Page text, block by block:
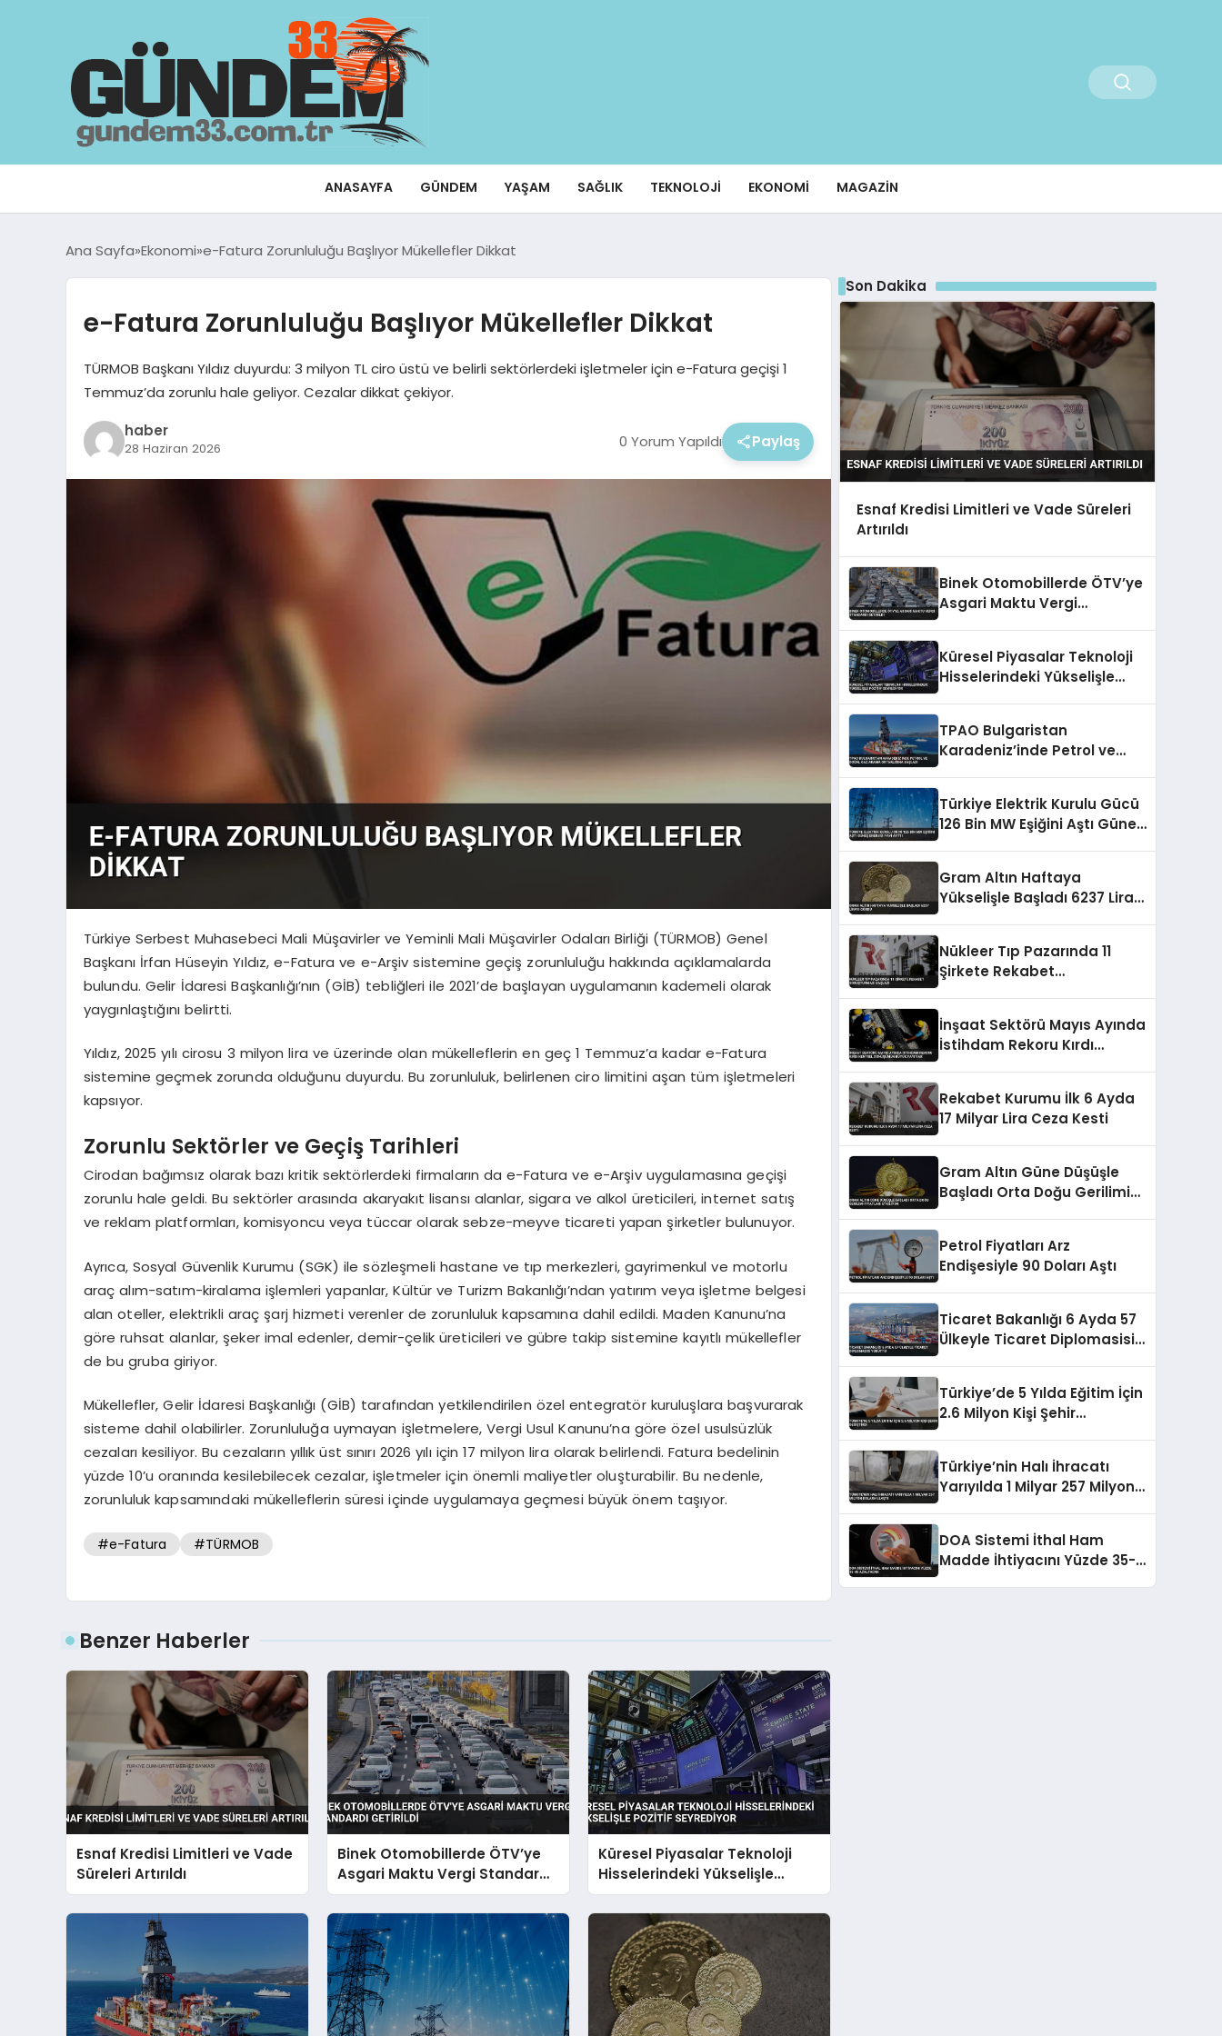
ANASAYFA GÜNDEM YAŞAM SAĞLIK TEKNOLOJI EKONOMI MAGAZIN
Ana Sayfa Ekonomi e-Fatura Zorunluluğu Başlıyor Mükellefler Dikkat
e-Fatura Zorunluluğu Başlıyor Mükellefler Dikkat
TÜRMOB Başkanı Yıldız duyurdu: 3 milyon TL ciro üstü ve belirli sektörlerdeki işletmeler için e-Fatura geçişi 1
Temmuz’da zorunlu hale geliyor. Cezalar dikkat çekiyor.
haber
28 Haziran 2026 0 Yorum Yapıldı Paylaş
Türkiye Serbest Muhasebeci Mali Müşavirler ve Yeminli Mali Müşavirler Odaları Birliği (TÜRMOB) Genel
Başkanı İrfan Hüseyin Yıldız, e-Fatura ve e-Arşiv sistemine geçiş zorunluluğu hakkında açıklamalarda
bulundu. Gelir İdaresi Başkanlığı’nın (GİB) tebliğleri ile 2021’de başlayan uygulamanın kademeli olarak
yaygınlaştığını belirtti.
Yıldız, 2025 yılı cirosu 3 milyon lira ve üzerinde olan mükelleflerin en geç 1 Temmuz’a kadar e-Fatura
sistemine geçmek zorunda olduğunu duyurdu. Bu zorunluluk, belirlenen ciro limitini aşan tüm işletmeleri
kapsıyor.
Zorunlu Sektörler ve Geçiş Tarihleri
Cirodan bağımsız olarak bazı kritik sektörlerdeki firmaların da e-Fatura ve e-Arşiv uygulamasına geçişi
zorunlu hale geldi. Bu sektörler arasında akaryakıt lisansı alanlar, sigara ve alkol üreticileri, internet satış
ve reklam platformları, komisyoncu veya tüccar olarak sebze-meyve ticareti yapan şirketler bulunuyor.
Ayrıca, Sosyal Güvenlik Kurumu (SGK) ile sözleşmeli hastane ve tıp merkezleri, gayrimenkul ve motorlu
araç alım-satım-kiralama işlemleri yapanlar, Kültür ve Turizm Bakanlığı’ndan yatırım veya işletme belgesi
alan oteller, elektrikli araç şarj hizmeti verenler de zorunluluk kapsamına dahil edildi. Maden Kanunu’na
göre ruhsat alanlar, şeker imal edenler, demir-çelik üreticileri ve gübre takip sistemine kayıtlı mükellefler
de bu gruba giriyor.
Mükellefler, Gelir İdaresi Başkanlığı (GİB) tarafından yetkilendirilen özel entegratör kuruluşlara başvurarak
sisteme dahil olabilirler. Zorunluluğa uymayan işletmelere, Vergi Usul Kanunu’na göre özel usulsüzlük
cezaları kesiliyor. Bu cezaların yıllık üst sınırı 2026 yılı için 17 milyon lira olarak belirlendi. Fatura bedelinin
yüzde 10’u oranında kesilebilecek cezalar, işletmeler için önemli maliyetler oluşturabilir. Bu nedenle,
zorunluluk kapsamındaki mükelleflerin süresi içinde uygulamaya geçmesi büyük önem taşıyor.
#e-Fatura #TÜRMOB
Benzer Haberler
Esnaf Kredisi Limitleri ve Vade
Süreleri Artırıldı
Binek Otomobillerde ÖTV’ye
Asgari Maktu Vergi Standardı
Getirildi
Küresel Piyasalar Teknoloji
Hisselerindeki Yükselişle
Pozitif Seyrediyor
Son Dakika
Esnaf Kredisi Limitleri ve Vade Süreleri
Artırıldı
Binek Otomobillerde ÖTV’ye
Asgari Maktu Vergi
Küresel Piyasalar Teknoloji
Hisselerindeki Yükselişle
TPAO Bulgaristan
Karadeniz’inde Petrol ve
Türkiye Elektrik Kurulu Gücü
126 Bin MW Eşiğini Aştı Güneş
Gram Altın Haftaya
Yükselişle Başladı 6237 Lirayı
Nükleer Tıp Pazarında 11
Şirkete Rekabet
İnşaat Sektörü Mayıs Ayında
İstihdam Rekoru Kırdı
Rekabet Kurumu İlk 6 Ayda
17 Milyar Lira Ceza Kesti
Gram Altın Güne Düşüşle
Başladı Orta Doğu Gerilimi
Petrol Fiyatları Arz
Endişesiyle 90 Doları Aştı
Ticaret Bakanlığı 6 Ayda 57
Ülkeyle Ticaret Diplomasisi
Türkiye’de 5 Yılda Eğitim İçin
2.6 Milyon Kişi Şehir
Türkiye’nin Halı İhracatı
Yarıyılda 1 Milyar 257 Milyon
DOA Sistemi İthal Ham
Madde İhtiyacını Yüzde 35-